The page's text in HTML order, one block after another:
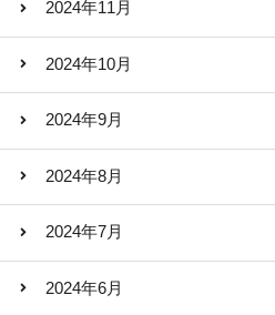
2024年11月
2024年10月
2024年9月
2024年8月
2024年7月
2024年6月